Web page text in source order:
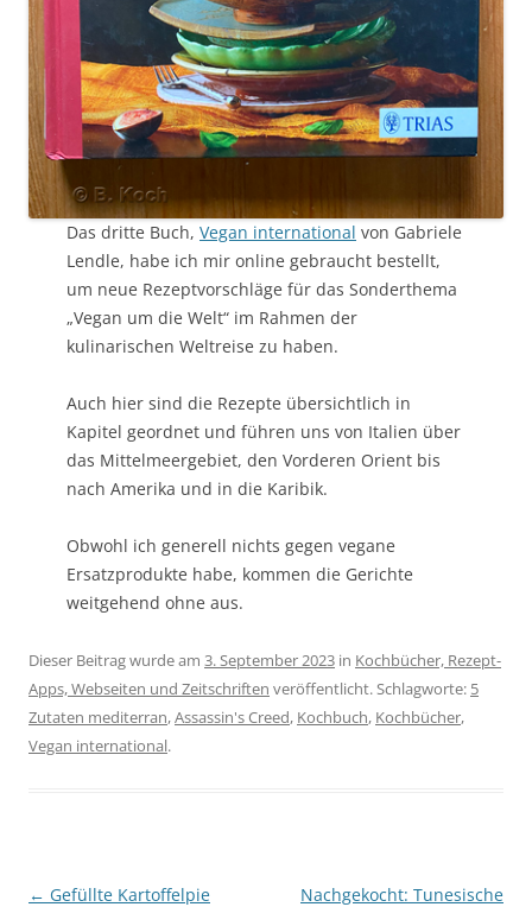
Das dritte Buch, Vegan international von Gabriele
Lendle, habe ich mir online gebraucht bestellt,
um neue Rezeptvorschläge für das Sonderthema
„Vegan um die Welt“ im Rahmen der
kulinarischen Weltreise zu haben.
Auch hier sind die Rezepte übersichtlich in
Kapitel geordnet und führen uns von Italien über
das Mittelmeergebiet, den Vorderen Orient bis
nach Amerika und in die Karibik.
Obwohl ich generell nichts gegen vegane
Ersatzprodukte habe, kommen die Gerichte
weitgehend ohne aus.
Dieser Beitrag wurde am 3. September 2023 in Kochbücher, Rezept-
Apps, Webseiten und Zeitschriften veröffentlicht. Schlagworte: 5
Zutaten mediterran,Assassin's Creed, Kochbuch, Kochbücher,
Vegan international.
Beitragsnavigation
← Gefüllte Kartoffelpie
Nachgekocht: Tunesische